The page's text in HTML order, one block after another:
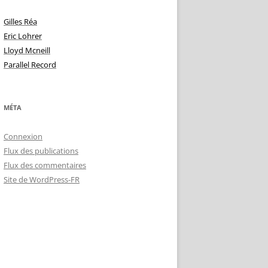
Gilles Réa
Eric Lohrer
Lloyd Mcneill
Parallel Record
MÉTA
Connexion
Flux des publications
Flux des commentaires
Site de WordPress-FR